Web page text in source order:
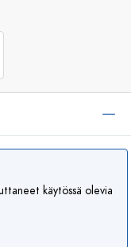
käytössä olevia